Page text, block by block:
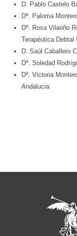
D. Pablo Castelo
Dª. Paloma
Dª. Rosa Vilariño
Terapéutica Debtal
D. Saúl Caballero
Dª. Soledad
Dª. Victoria
Andalucia